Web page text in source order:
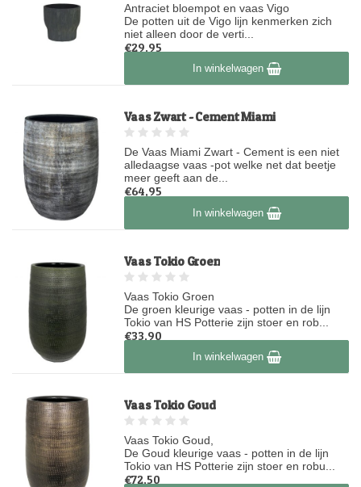
Antraciet bloempot en vaas Vigo
De potten uit de Vigo lijn kenmerken zich
niet alleen door de verti...
€29,95
Op voorraadIn winkelwagen
Vaas Zwart - Cement Miami
De Vaas Miami Zwart - Cement is een niet
alledaagse vaas -pot welke net dat beetje
meer geeft aan de...
€64,95
Op voorraadIn winkelwagen
Vaas Tokio Groen
Vaas Tokio Groen
De groen kleurige vaas - potten in de lijn
Tokio van HS Potterie zijn stoer en rob...
€33,90
Op voorraadIn winkelwagen
Vaas Tokio Goud
Vaas Tokio Goud,
De Goud kleurige vaas - potten in de lijn
Tokio van HS Potterie zijn stoer en robu...
€72,50